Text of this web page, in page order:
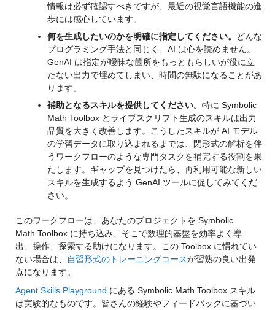
情報は必ず確認すべきですが、最近の視覚言語機能の進
歩には感心しています。
何を生成したいのかを明確に指定してください。
どんな
プログラミング手法と同じく、AI は心を読めません。
GenAI は指定が曖昧な箇所をもっともらしいが役に立
たない出力で埋めてしまい、時間の無駄になることがあ
ります。
補助となるスキルを提供してください。 特に Symbolic
Math Toolbox とライブスクリプト生成のスキルは出力
品質を大きく改善します。こうしたスキルが AI モデル
の学習データに取り込まれるまでは、閉形式の解析を伴
うワークフローのような専門タスクを補完する役割を果
たします。ギャップを見つけたら、再利用可能な新しい
スキルを生成するよう GenAI ツールに促してみてくだ
さい。
このワークフローは、あなたのプロジェクトを Symbolic
Math Toolbox に持ち込み、そこで数理的基盤を効率よく導
出、操作、探索する助けになります。この Toolbox に慣れてい
ない場合は、
自習形式のトレーニングコースが習熟の良い出発
点になります。
Agent Skills Playground にある Symbolic Math Toolbox スキル
は実験的なものです。皆さんの経験やフィードバックに基づい